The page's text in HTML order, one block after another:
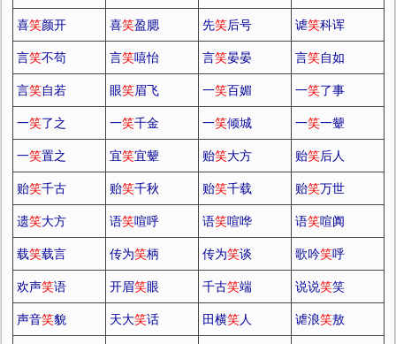
喜笑颜开 喜笑盈腮 先笑后号 谑笑科诨
言笑不苟 言笑嘻怡 言笑晏晏 言笑自如
言笑自若 眼笑眉飞 一笑百媚 一笑了事
一笑了之 一笑千金 一笑倾城 一笑一颦
一笑置之 宜笑宜颦 贻笑大方 贻笑后人
贻笑千古 贻笑千秋 贻笑千载 贻笑万世
遗笑大方 语笑喧呼 语笑喧哗 语笑喧阗
载笑载言 传为笑柄 传为笑谈 歌吟笑呼
欢声笑语 开眉笑眼 千古笑端 说说笑笑
声音笑貌 天大笑话 田横笑人 谑浪笑敖